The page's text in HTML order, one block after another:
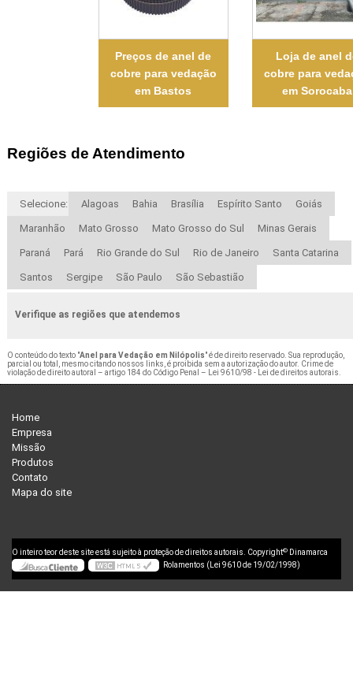
Preços de anel de
cobre para vedação
em Bastos
Loja de anel
cobre para
em Sorocaba
Regiões de Atendimento
Selecione: Alagoas Bahia Brasília Espírito Santo Goiás
Maranhão Mato Grosso Mato Grosso do Sul Minas Gerais
Paraná Pará Rio Grande do Sul Rio de Janeiro Santa Catarina
Santos Sergipe São Paulo São Sebastião
Verifique as regiões que atendemos
O conteúdo do texto "Anel para Vedação em Nilópolis" é de direito reservado. Sua reprodução,
parcial ou total, mesmo citando nossos links, é proibida sem a autorização do autor. Crime de
violação de direito autoral – artigo 184 do Código Penal – Lei 9610/98 - Lei de direitos autorais.
Home
Empresa
Missão
Produtos
Contato
Mapa do site
O inteiro teor deste site está sujeito à proteção de direitos autorais. Copyright© Dinamarca
Rolamentos (Lei 9610 de 19/02/1998)